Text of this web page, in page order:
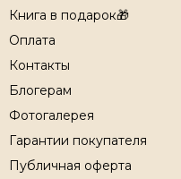
Книга в подарок🎁
Оплата
Контакты
Блогерам
Фотогалерея
Гарантии покупателя
Публичная оферта